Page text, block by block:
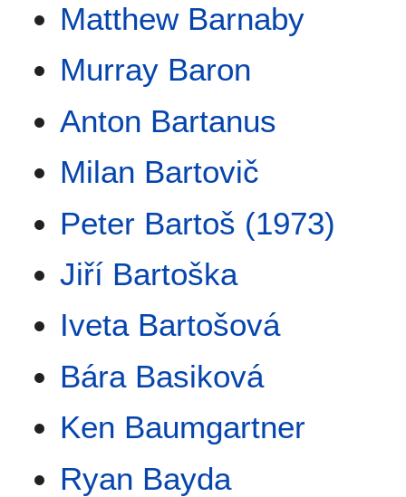
Matthew Barnaby
Murray Baron
Anton Bartanus
Milan Bartovič
Peter Bartoš (1973)
Jiří Bartoška
Iveta Bartošová
Bára Basiková
Ken Baumgartner
Ryan Bayda